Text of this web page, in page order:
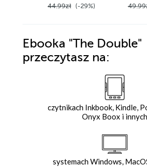
44.99zł (-29%)
Ebooka "The Double"
przeczytasz na:
czytnikach Inkbook, Kindle,
Onyx Boox i innych
systemach Windows,